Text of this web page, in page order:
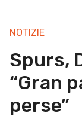
NOTIZIE
Spurs,
“Gran
perse”